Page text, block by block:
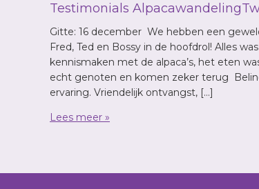
Testimonials
Gitte: 16 december We hebben een
Fred, Ted en Bossy in de hoofdrol! Alles
kennismaken met de alpaca’s, het eten
echt genoten en komen zeker terug
ervaring. Vriendelijk ontvangst, […]
Lees meer »